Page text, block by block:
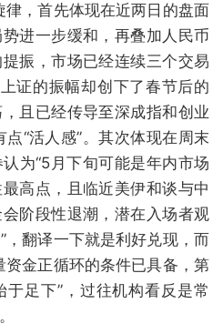
律，首先体现在近两日的盘面
进一步缓和，再叠加人民币
振，市场已经连续三个交易
证的振幅却创下了春节后的
且已经传导至深成指和创业
“活人感”。其次体现在周末
为“5月下旬可能是年内市场
高点，且临近美伊和谈与中
阶段性退潮，潜在入场者观
，翻译一下就是利好兑现，而
资金正循环的条件已具备，第
足下”，过往机构看反是常